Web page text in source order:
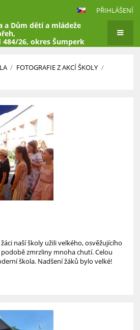
PŘIHLÁŠENÍ
a Dům dětí a mládeže
484/26, okres Šumperk
/ FOTOGRAFIE Z AKCÍ ŠKOLY /
naší školy užili velkého, osvěžujícího
zmrzliny mnoha chutí. Celou
škola. Nadšení žáků bylo velké!